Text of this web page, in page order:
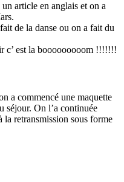
article en anglais et on a
de la danse ou on a fait du
c’ est la booooooooom !!!!!!!
a commencé une maquette
séjour. On l’a continuée
la retransmission sous forme